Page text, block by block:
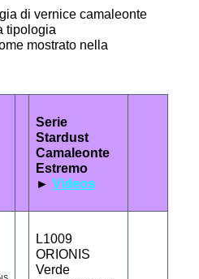
di vernice camaleonte
tipologia
mostrato nella
Serie
Stardust
Camaleonte
Estremo
► Videos
L1009
ORIONIS
Verde